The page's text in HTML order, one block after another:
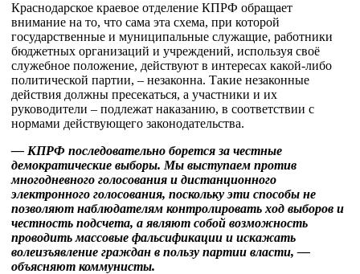
Краснодарское краевое отделение КПРФ обращает
внимание на то, что сама эта схема, при которой
государственные и муниципальные служащие, работники
бюджетных организаций и учреждений, используя своё
служебное положение, действуют в интересах какой-либо
политической партии, – незаконна. Такие незаконные
действия должны пресекаться, а участники и их
руководители – подлежат наказанию, в соответствии с
нормами действующего законодательства.
— КПРФ последовательно борется за честные
демократические выборы. Мы выступаем против
многодневного голосования и дистанционного
электронного голосования, поскольку эти способы не
позволяют наблюдателям контролировать ход выборов и
честность подсчета, а являют собой возможность
проводить массовые фальсификации и искажать
волеизъявление граждан в пользу партии власти, —
объясняют коммунисты.